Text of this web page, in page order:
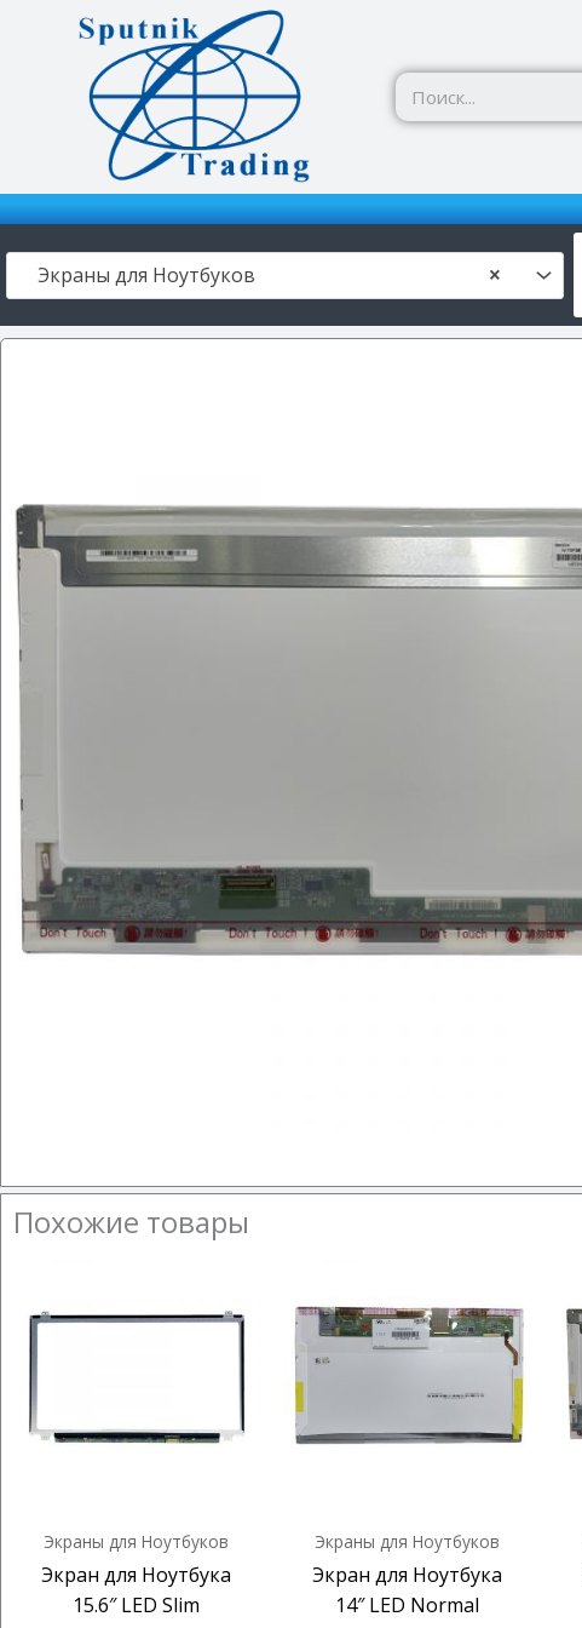
Перейти
содержимому
×
Экраны для Ноутбуков
Похожие товары
Экраны для Ноутбуков
Экран для Ноутбука
15.6″ LED Slim
Экраны для Ноутбуков
Экран для Ноутбука
14″ LED Normal